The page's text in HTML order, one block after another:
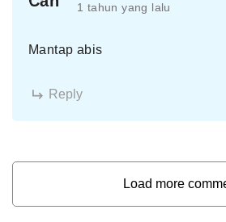
1 tahun yang lalu
Mantap abis
Reply
Load more